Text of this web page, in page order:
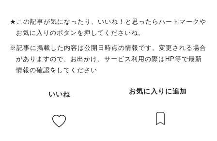
★この記事が気になったり、いいね！と思ったらハートマークや
お気に入りのボタンを押してくださいね。
※記事に掲載した内容は公開日時点の情報です。変更される場合
がありますので、お出かけ、サービス利用の際はHP等で最新
情報の確認をしてください
いいね お気に入りに追加
人気のキーワード
#泉ヶ丘駅#栂・美木多駅#光明池駅#なかもず駅#深井駅#ランチ#カフェ
#あなたはどっち？